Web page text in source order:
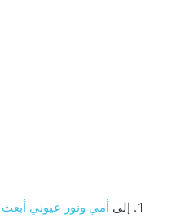
إلى أمي ونور عيوني